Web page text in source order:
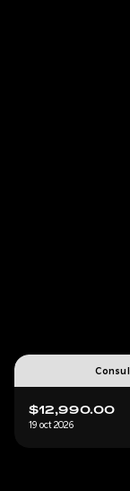
$12,990.00
19 oct 2026